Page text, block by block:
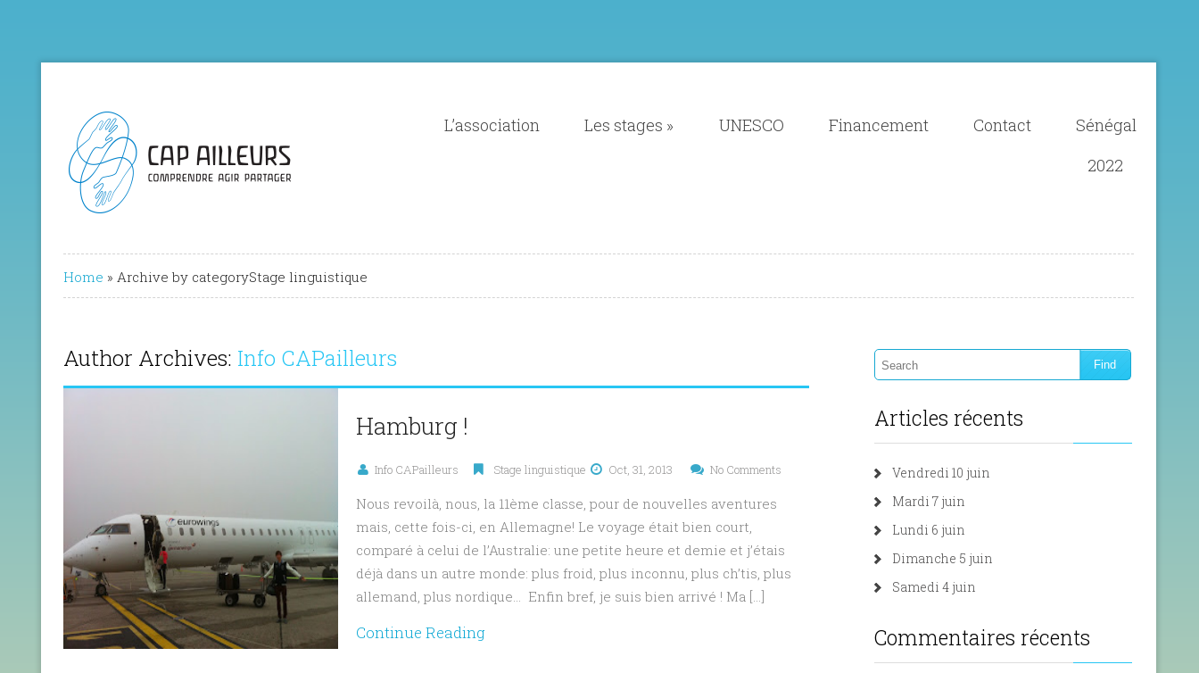
L’association Les stages » UNESCO Financement Contact
Sénégal
2022
Home » Archive by categoryStage linguistique
Author Archives: Info CAPailleurs
Hamburg !
Info CAPailleurs Stage linguistique Oct, 31, 2013 No Comments
Nous revoilà, nous, la 11ème classe, pour de nouvelles aventures
mais, cette fois-ci, en Allemagne! Le voyage était bien court,
comparé à celui de l’Australie: une petite heure et demie et j’étais
déjà dans un autre monde: plus froid, plus inconnu, plus ch’tis, plus
allemand, plus nordique… Enfin bref, je suis bien arrivé ! Ma […]
Continue Reading
Articles récents
Vendredi 10 juin
Mardi 7 juin
Lundi 6 juin
Dimanche 5 juin
Samedi 4 juin
Commentaires récents